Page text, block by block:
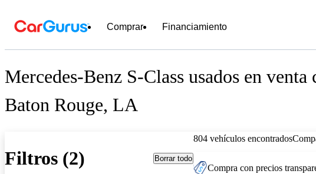
Comprar Financiamiento
Mercedes-Benz S-Class usados en venta
Baton Rouge, LA
Filtros (2) Borrar todo
804 vehículos encontrados
Compra con precios